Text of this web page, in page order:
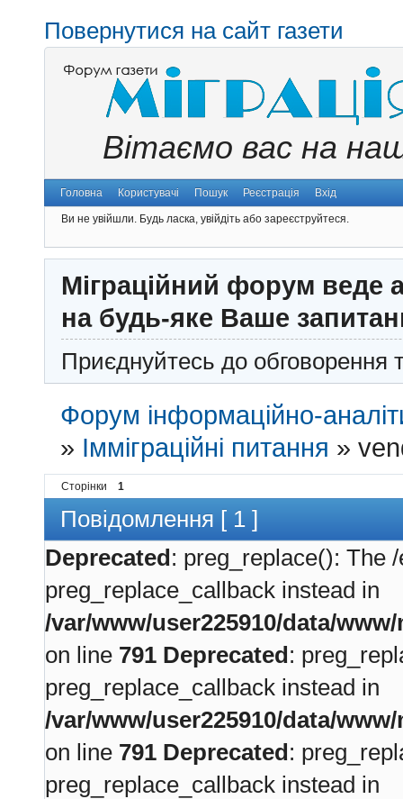
Повернутися на сайт газети
Вітаємо вас на
Головна Користувачі Пошук Реєстрація Вхід
Ви не увійшли. Будь ласка, увійдіть або зареєструйтеся.
Міграційний форум веде
на будь-яке Ваше
Приєднуйтесь до обговорення
Форум інформаційно-
» Імміграційні питання »
Сторінки 1
Повідомлення [ 1 ]
Deprecated: preg_replace(): The
preg_replace_callback instead in
/var/www/user225910/data/
on line 791 Deprecated:
preg_replace_callback instead in
/var/www/user225910/data/
on line 791 Deprecated:
preg_replace_callback instead in